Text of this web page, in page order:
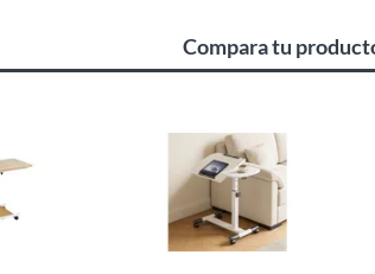
Compara tu